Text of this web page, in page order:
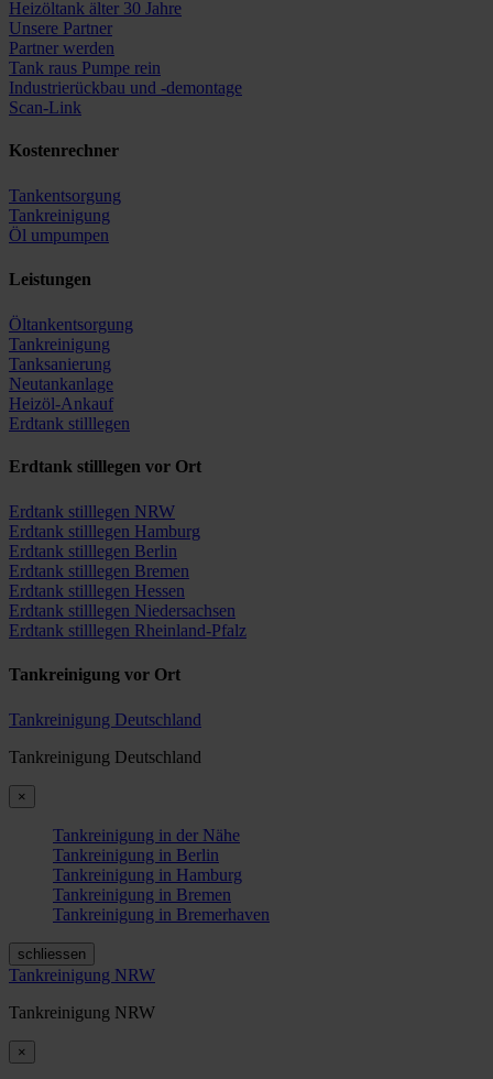
Heizöltank älter 30 Jahre
Unsere Partner
Partner werden
Tank raus Pumpe rein
Industrierückbau und -demontage
Scan-Link
Kostenrechner
Tankentsorgung
Tankreinigung
Öl umpumpen
Leistungen
Öltankentsorgung
Tankreinigung
Tanksanierung
Neutankanlage
Heizöl-Ankauf
Erdtank stilllegen
Erdtank stilllegen vor Ort
Erdtank stilllegen NRW
Erdtank stilllegen Hamburg
Erdtank stilllegen Berlin
Erdtank stilllegen Bremen
Erdtank stilllegen Hessen
Erdtank stilllegen Niedersachsen
Erdtank stilllegen Rheinland-Pfalz
Tankreinigung vor Ort
Tankreinigung Deutschland
Tankreinigung Deutschland
×
Tankreinigung in der Nähe
Tankreinigung in Berlin
Tankreinigung in Hamburg
Tankreinigung in Bremen
Tankreinigung in Bremerhaven
schliessen
Tankreinigung NRW
Tankreinigung NRW
×